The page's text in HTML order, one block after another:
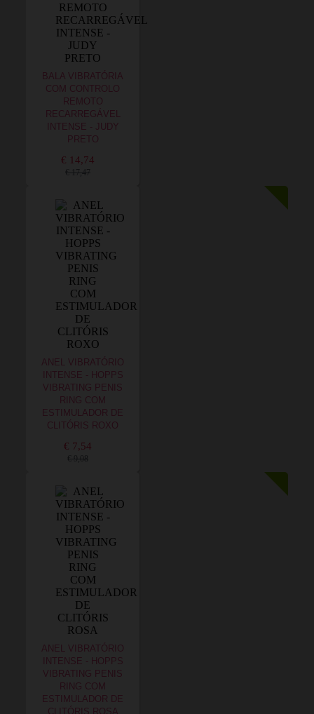
BALA VIBRATÓRIA
COM CONTROLO
REMOTO
RECARREGÁVEL
INTENSE - JUDY
PRETO
€ 14,74
€ 17,47
ANEL VIBRATÓRIO
INTENSE - HOPPS
VIBRATING PENIS
RING COM
ESTIMULADOR DE
CLITÓRIS ROXO
€ 7,54
€ 9,08
ANEL VIBRATÓRIO
INTENSE - HOPPS
VIBRATING PENIS
RING COM
ESTIMULADOR DE
CLITÓRIS ROSA